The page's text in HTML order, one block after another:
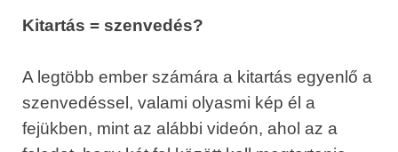
Kitartás = szenvedés?
A legtöbb ember számára a kitartás egyenlő a
szenvedéssel, valami olyasmi kép él a
fejükben, mint az alábbi videón, ahol az a